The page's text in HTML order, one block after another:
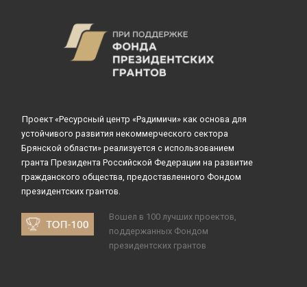
Проект «Ресурсный центр «Радимичи» как основа для
устойчивого развития некоммерческого сектора
Брянской области» реализуется с использованием
гранта Президента Российской Федерации на развитие
гражданского общества, предоставленного Фондом
президентских грантов.
Вошел в 100 лучших проектов,
поддержанных Фондом
президентских грантов